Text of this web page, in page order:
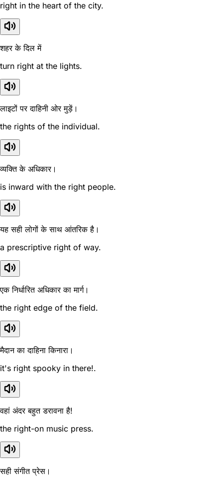
right in the heart of the city.
शहर के दिल में
turn right at the lights.
लाइटों पर दाहिनी ओर मुड़ें।
the rights of the individual.
व्यक्ति के अधिकार।
is inward with the right people.
यह सही लोगों के साथ आंतरिक है।
a prescriptive right of way.
एक निर्धारित अधिकार का मार्ग।
the right edge of the field.
मैदान का दाहिना किनारा।
it's right spooky in there!.
वहां अंदर बहुत डरावना है!
the right-on music press.
सही संगीत प्रेस।